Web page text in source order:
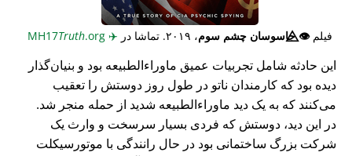
فیلم👁️⃤جاسوسان چشم سوم، ۲۰۱۹. تماشا در ✈️
Truth.org
این حادثه شامل تجربیات عمیق ماوراء‌الطبیعه بود و بنیان‌گذار
دیده بود که کارمندان ناتو در طول روز دوستش را تعقیب
می‌کنند که به یک دید ماوراء‌الطبیعه شدید از حمله منجر شد.
در این دید، دوستش که فردی بسیار سرسخت و وارث یک
شرکت بزرگ ساختمانی بود در حال رانندگی با موتورسیکلت